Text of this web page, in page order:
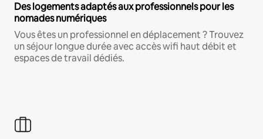
Des logements adaptés aux professionnels pour les
nomades numériques
Vous êtes un professionnel en déplacement ? Trouvez
un séjour longue durée avec accès wifi haut débit et
espaces de travail dédiés.